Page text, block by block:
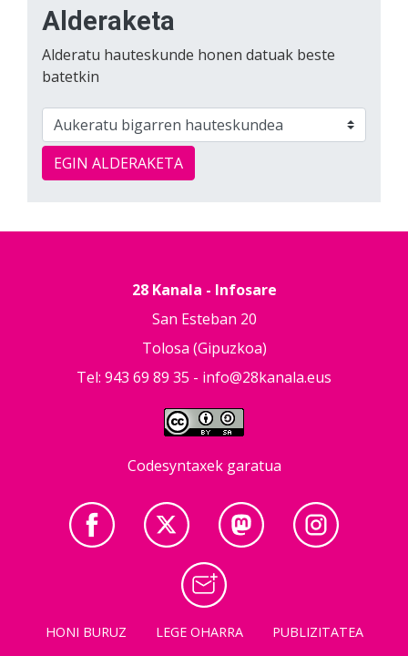
Alderaketa
Alderatu hauteskunde honen datuak beste
batetkin
EGIN ALDERAKETA
28 Kanala - Infosare
San Esteban 20
Tolosa (Gipuzkoa)
Tel: 943 69 89 35 - info@28kanala.eus
Codesyntaxek garatua
HONI BURUZ LEGE OHARRA PUBLIZITATEA